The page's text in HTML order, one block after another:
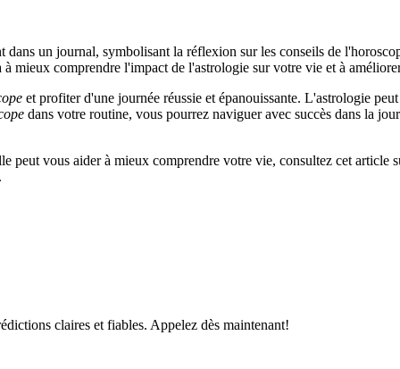
mieux comprendre l'impact de l'astrologie sur votre vie et à
et profiter d'une journée réussie et épanouissante. L'astrologie
dans votre routine, vous pourrez naviguer avec succès dans la
peut vous aider à mieux comprendre votre vie, consultez cet article
claires et fiables. Appelez dès maintenant!